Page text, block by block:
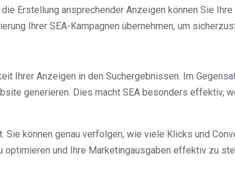
Erstellung ansprechender Anzeigen können Sie
Ihrer SEA-Kampagnen übernehmen, um
Ihrer Anzeigen in den Suchergebnissen. Im
generieren. Dies macht SEA besonders effektiv,
können genau verfolgen, wie viele Klicks und
und Ihre Marketingausgaben effektiv zu